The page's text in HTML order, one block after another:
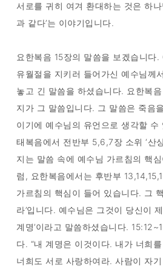
서로를 귀히 여겨 환대하는 것은 하
과 같다’는 이야기입니다.
요한복음 15장의 말씀을 보겠습니다
유월절을 지키러 들어가신 예수님께
놓고 긴 말씀을 하셨습니다. 요한복
지가 그 말씀입니다. 그 말씀은 죽음
이기에 예수님의 유언으로 생각할 수
태복음에서 전반부 5,6,7장 소위 ‘산
지는 말씀 속에 예수님 가르침의 핵
럼, 요한복음에서는 후반부
가르침의 핵심이 들어 있습니다. 그
라’입니다. 예수님은 그것이 당신이
계명’이라고 말씀하셨습니다.
다. “내 계명은 이것이다. 내가 너희
너희도 서로 사랑하여라. 사람이 자